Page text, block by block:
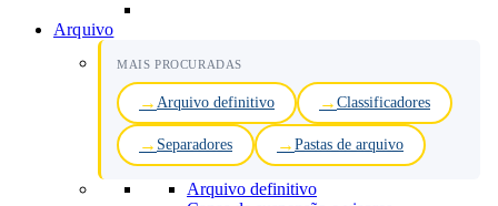
Arquivo
MAIS PROCURADAS
Arquivo definitivo Classificadores
Separadores Pastas de arquivo
Arquivo definitivo